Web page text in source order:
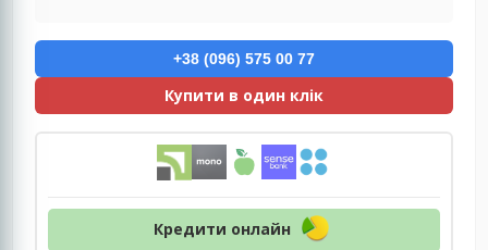
+38 (096) 575 00 77
Купити в один клік
Кредити онлайн